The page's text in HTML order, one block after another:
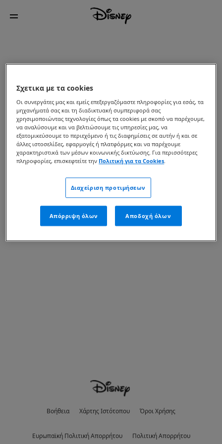
Βοήθεια Χάρτης Ιστότοπου Όροι Χρήσης
Eυρωπαϊκή Πολιτική Απορρήτου Πολιτική Απορρήτου
Σχετικα με τα cookies
Οι συνεργάτες μας και εμείς επεξεργαζόμαστε πληροφορίες για εσάς, τα
μηχανήματά σας και τη διαδικτυακή συμπεριφορά σας
χρησιμοποιώντας τεχνολογίες όπως τα cookies με σκοπό να παρέχουμε,
να αναλύσουμε και να βελτιώσουμε τις υπηρεσίες μας, να
εξατομικεύσουμε το περιεχόμενο ή τις διαφημίσεις σε αυτήν ή και σε
άλλες ιστοσελίδες, εφαρμογές ή πλατφόρμες και να παρέχουμε
χαρακτηριστικά των μέσων κοινωνικής δικτύωσης. Για περισσότερες
πληροφορίες, επισκεφτείτε την Πολιτική για τα Cookies.
Διαχείριση προτιμήσεων
Απόρριψη όλων Αποδοχή όλων